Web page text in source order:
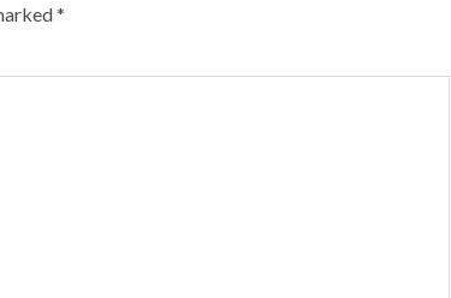
*